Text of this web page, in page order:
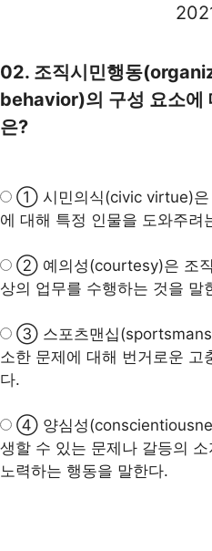
02. 조직시민행동
behavior)의 구성 요소에
은?
① 시민의식(civic virtue)
에 대해 특정 인물을 도와주려
② 예의성(courtesy)은 조
상의 업무를 수행하는 것을 말
③ 스포츠맨십
소한 문제에 대해 번거로운
다.
④ 양심성
생할 수 있는 문제나 갈등의
노력하는 행동을 말한다.